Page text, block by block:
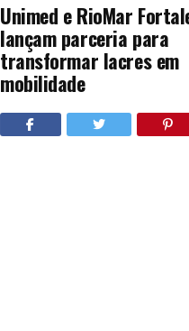
Unimed e RioMar
lançam parceria para
transformar lacres em
mobilidade